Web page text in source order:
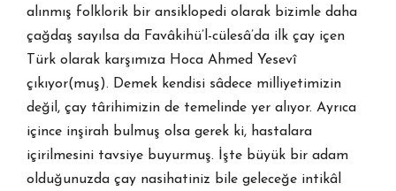
alınmış folklorik bir ansiklopedi olarak bizimle daha
çağdaş sayılsa da Favâkihü’l-cülesâ’da ilk çay içen
Türk olarak karşımıza Hoca Ahmed Yesevî
çıkıyor(muş). Demek kendisi sâdece milliyetimizin
değil, çay târihimizin de temelinde yer alıyor. Ayrıca
içince inşirah bulmuş olsa gerek ki, hastalara
içirilmesini tavsiye buyurmuş. İşte büyük bir adam
olduğunuzda çay nasihatiniz bile geleceğe intikâl